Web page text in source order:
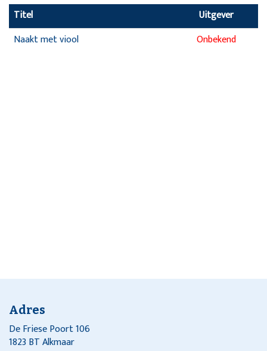
Titel
Uitgever
Naakt met viool
Onbekend
Adres
De Friese Poort 106
1823 BT Alkmaar